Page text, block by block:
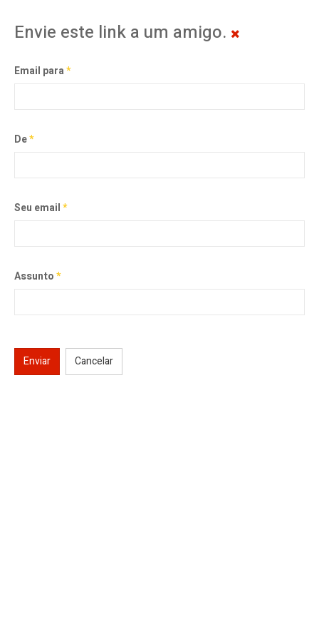
Envie este link a um amigo.
Email para*
De*
Seu email*
Assunto*
Enviar Cancelar